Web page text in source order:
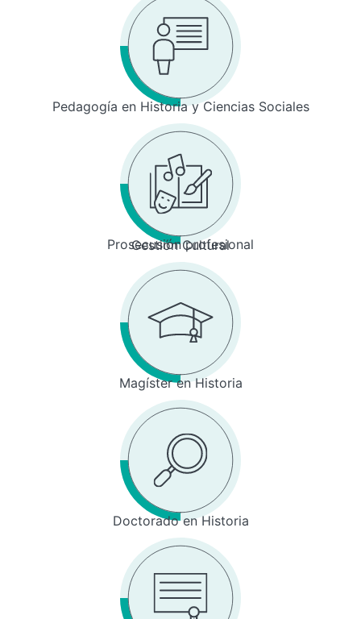
Pedagogía en Historia y Ciencias Sociales
Prosecusión profesional
Gestión Cultural
Magíster en Historia
Doctorado en Historia